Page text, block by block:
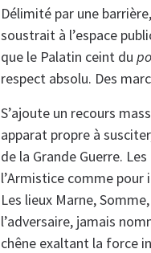
Délimité par une
soustrait à l’espace
que le Palatin ceint du
respect absolu. Des
S’ajoute un recours
apparat propre à
de la Grande Guerre.
l’Armistice comme
Les lieux Marne,
l’adversaire, jamais
chêne exaltant la force